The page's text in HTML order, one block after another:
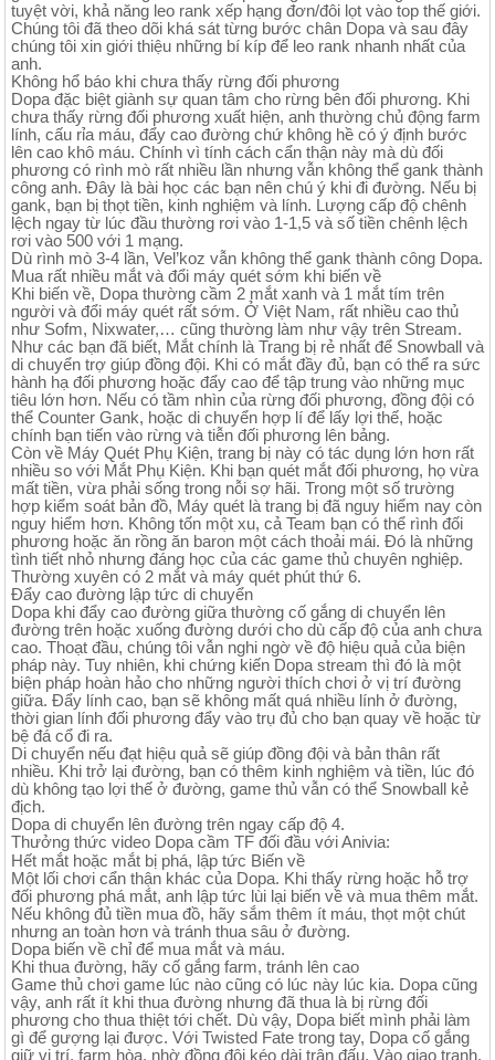
tuyệt vời, khả năng leo rank xếp hạng đơn/đôi lọt vào top thế giới.
Chúng tôi đã theo dõi khá sát từng bước chân Dopa và sau đây
chúng tôi xin giới thiệu những bí kíp để leo rank nhanh nhất của
anh.
Không hổ báo khi chưa thấy rừng đối phương
Dopa đặc biệt giành sự quan tâm cho rừng bên đối phương. Khi
chưa thấy rừng đối phương xuất hiện, anh thường chủ động farm
lính, cấu rỉa máu, đẩy cao đường chứ không hề có ý định bước
lên cao khô máu. Chính vì tính cách cẩn thận này mà dù đối
phương có rình mò rất nhiều lần nhưng vẫn không thể gank thành
công anh. Đây là bài học các bạn nên chú ý khi đi đường. Nếu bị
gank, bạn bị thọt tiền, kinh nghiệm và lính. Lượng cấp độ chênh
lệch ngay từ lúc đầu thường rơi vào 1-1,5 và số tiền chênh lệch
rơi vào 500 với 1 mạng.
Dù rình mò 3-4 lần, Vel’koz vẫn không thể gank thành công Dopa.
Mua rất nhiều mắt và đổi máy quét sớm khi biến về
Khi biến về, Dopa thường cầm 2 mắt xanh và 1 mắt tím trên
người và đổi máy quét rất sớm. Ở Việt Nam, rất nhiều cao thủ
như Sofm, Nixwater,… cũng thường làm như vậy trên Stream.
Như các bạn đã biết, Mắt chính là Trang bị rẻ nhất để Snowball và
di chuyển trợ giúp đồng đội. Khi có mắt đầy đủ, bạn có thể ra sức
hành hạ đối phương hoặc đẩy cao để tập trung vào những mục
tiêu lớn hơn. Nếu có tầm nhìn của rừng đối phương, đồng đội có
thể Counter Gank, hoặc di chuyển hợp lí để lấy lợi thế, hoặc
chính bạn tiến vào rừng và tiễn đối phương lên bảng.
Còn về Máy Quét Phụ Kiện, trang bị này có tác dụng lớn hơn rất
nhiều so với Mắt Phụ Kiện. Khi bạn quét mắt đối phương, họ vừa
mất tiền, vừa phải sống trong nỗi sợ hãi. Trong một số trường
hợp kiểm soát bản đồ, Máy quét là trang bị đã nguy hiểm nay còn
nguy hiểm hơn. Không tốn một xu, cả Team bạn có thể rình đối
phương hoặc ăn rồng ăn baron một cách thoải mái. Đó là những
tình tiết nhỏ nhưng đáng học của các game thủ chuyên nghiệp.
Thường xuyên có 2 mắt và máy quét phút thứ 6.
Đẩy cao đường lập tức di chuyển
Dopa khi đẩy cao đường giữa thường cố gắng di chuyển lên
đường trên hoặc xuống đường dưới cho dù cấp độ của anh chưa
cao. Thoạt đầu, chúng tôi vẫn nghi ngờ về độ hiệu quả của biện
pháp này. Tuy nhiên, khi chứng kiến Dopa stream thì đó là một
biện pháp hoàn hảo cho những người thích chơi ở vị trí đường
giữa. Đẩy lính cao, bạn sẽ không mất quá nhiều lính ở đường,
thời gian lính đối phương đẩy vào trụ đủ cho bạn quay về hoặc từ
bệ đá cổ đi ra.
Di chuyển nếu đạt hiệu quả sẽ giúp đồng đội và bản thân rất
nhiều. Khi trở lại đường, bạn có thêm kinh nghiệm và tiền, lúc đó
dù không tạo lợi thế ở đường, game thủ vẫn có thể Snowball kẻ
địch.
Dopa di chuyển lên đường trên ngay cấp độ 4.
Thưởng thức video Dopa cầm TF đối đầu với Anivia:
Hết mắt hoặc mắt bị phá, lập tức Biến về
Một lối chơi cẩn thận khác của Dopa. Khi thấy rừng hoặc hỗ trợ
đối phương phá mắt, anh lập tức lùi lại biến về và mua thêm mắt.
Nếu không đủ tiền mua đồ, hãy sắm thêm ít máu, thọt một chút
nhưng an toàn hơn và tránh thua sâu ở đường.
Dopa biến về chỉ để mua mắt và máu.
Khi thua đường, hãy cố gắng farm, tránh lên cao
Game thủ chơi game lúc nào cũng có lúc này lúc kia. Dopa cũng
vậy, anh rất ít khi thua đường nhưng đã thua là bị rừng đối
phương cho thua thiệt tới chết. Dù vậy, Dopa biết mình phải làm
gì để gượng lại được. Với Twisted Fate trong tay, Dopa cố gắng
giữ vị trí, farm hòa, nhờ đồng đội kéo dài trận đấu. Vào giao tranh,